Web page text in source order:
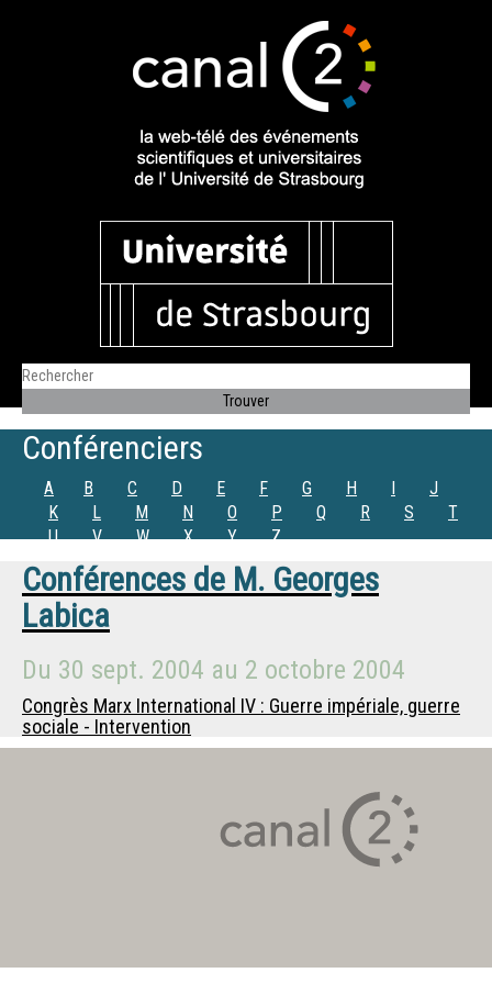
Conférenciers
A B C D E F G H I
J
K
L M N O P Q R S
T
U
V W X Y Z
Conférences de M. Georges
Labica
Du 30 sept. 2004 au 2 octobre 2004
Congrès Marx International IV : Guerre impériale, guerre
sociale - Intervention